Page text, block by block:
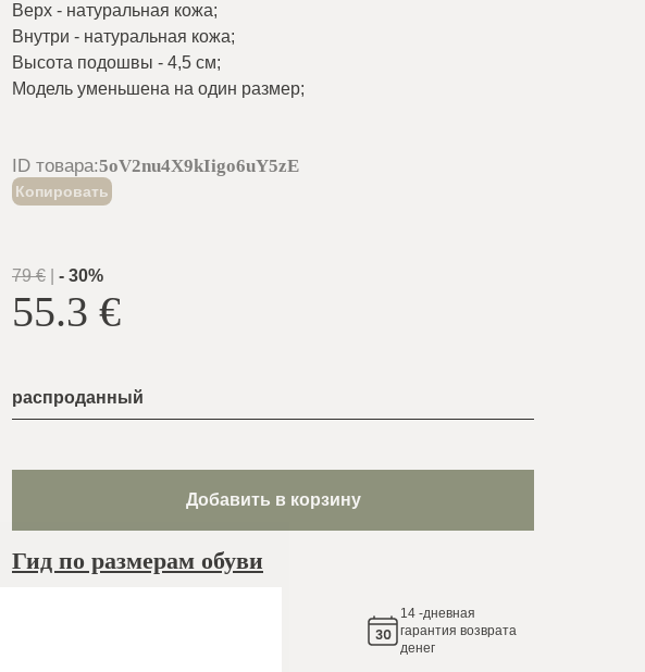
Верх - натуральная кожа;
Внутри - натуральная кожа;
Высота подошвы - 4,5 см;
Модель уменьшена на один размер;
ID товара:5oV2nu4X9kIigo6uY5zE
Копировать
79€ - 30%
55.3 €
распроданный
Добавить в корзину
Гид по размерам обуви
14 -дневная
гарантия возврата
денег